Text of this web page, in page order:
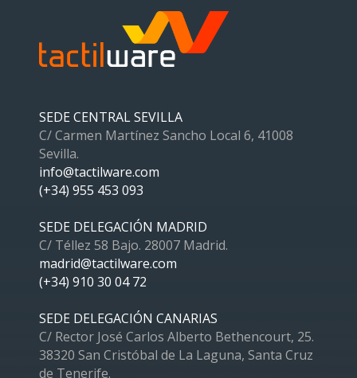
SEDE CENTRAL SEVILLA
C/ Carmen Martínez Sancho Local 6, 41008
Sevilla.
info@tactilware.com
(+34) 955 453 093
SEDE DELEGACIÓN MADRID
C/ Téllez 58 Bajo. 28007 Madrid.
madrid@tactilware.com
(+34) 910 30 04 72
SEDE DELEGACIÓN CANARIAS
C/ Rector José Carlos Alberto Bethencourt, 25.
38320 San Cristóbal de La Laguna, Santa Cruz
de Tenerife.